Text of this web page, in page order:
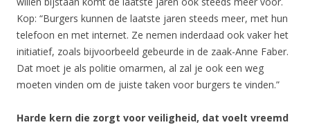
Kop: “Burgers kunnen de laatste jaren steeds meer, met hun
telefoon en met internet. Ze nemen inderdaad ook vaker het
initiatief, zoals bijvoorbeeld gebeurde in de zaak-Anne Faber.
Dat moet je als politie omarmen, al zal je ook een weg
moeten vinden om de juiste taken voor burgers te vinden.”
Harde kern die zorgt voor veiligheid, dat voelt vreemd